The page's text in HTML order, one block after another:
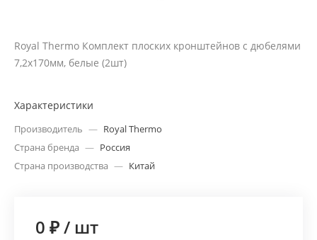
Royal Thermo Комплект плоских кронштейнов с дюбелями
7,2х170мм, белые (2шт)
Характеристики
Производитель — Royal Thermo
Страна бренда — Россия
Страна производства — Китай
0 ₽/ шт